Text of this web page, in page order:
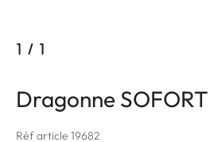
1 / 1
Dragonne SOFORT
Réf article 19682